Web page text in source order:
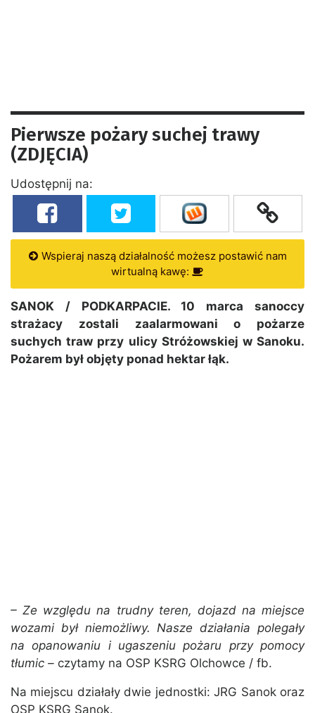
Pierwsze pożary suchej trawy
(ZDJĘCIA)
Udostępnij na:
Wspieraj naszą działalność możesz postawić nam
wirtualną kawę:
SANOK / PODKARPACIE. 10 marca sanoccy
strażacy zostali zaalarmowani o pożarze
suchych traw przy ulicy Stróżowskiej w Sanoku.
Pożarem był objęty ponad hektar łąk.
– Ze względu na trudny teren, dojazd na miejsce
wozami był niemożliwy. Nasze działania polegały
na opanowaniu i ugaszeniu pożaru przy pomocy
tłumic – czytamy na OSP KSRG Olchowce / fb.
Na miejscu działały dwie jednostki: JRG Sanok oraz
OSP KSRG Sanok.